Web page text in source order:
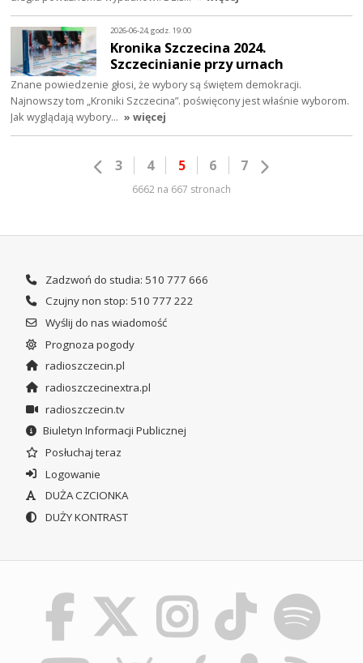
2026-06-24, godz. 19:00
Kronika Szczecina 2024.
Szczecinianie przy urnach
Znane powiedzenie głosi, że wybory są świętem demokracji.
Najnowszy tom „Kroniki Szczecina”. poświęcony jest właśnie wyborom.
Jak wyglądają wybory… » więcej
3 4 5 6 7
6662 na 667 stronach
Zadzwoń do studia: 510 777 666
Czujny non stop: 510 777 222
Wyślij do nas wiadomość
Prognoza pogody
radioszczecin.pl
radioszczecinextra.pl
radioszczecin.tv
Biuletyn Informacji Publicznej
Posłuchaj teraz
Logowanie
DUŻA CZCIONKA
DUŻY KONTRAST